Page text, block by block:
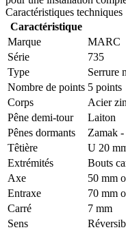
Caractéristiques techniques
Caractéristique
Marque
MARC
Série
735
Type
Serrure
Nombre de points 5 points
Corps
Acier
Pêne demi-tour
Laiton
Pênes dormants
Zamak
Têtière
U 20
Extrémités
Bouts
Axe
50 mm
Entraxe
70 mm
Carré
7 mm
Sens